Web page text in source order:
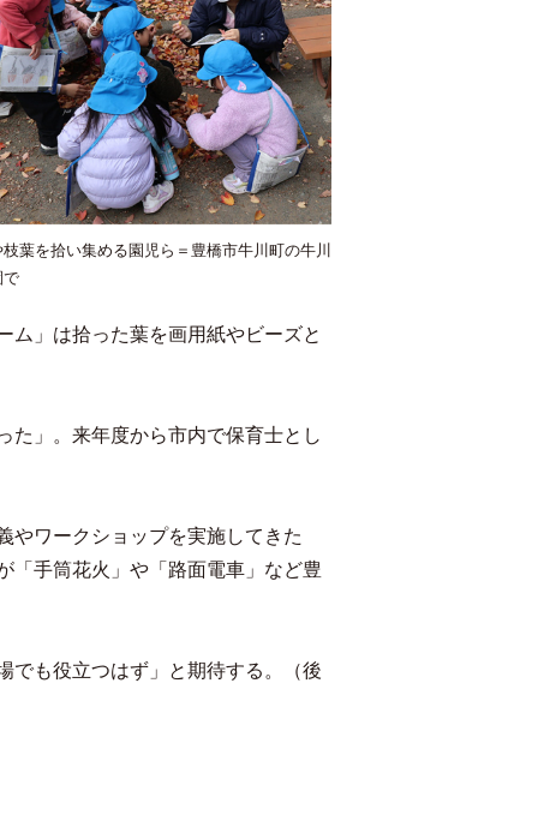
葉を拾い集める園児ら＝豊橋市牛川町の牛川
で
」は拾った葉を画用紙やビーズと
」。来年度から市内で保育士とし
ワークショップを実施してきた
「手筒花火」や「路面電車」など豊
も役立つはず」と期待する。（後